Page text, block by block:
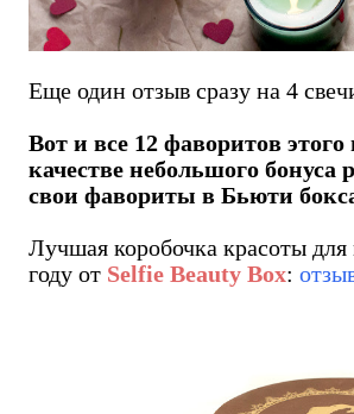
Еще один отзыв сразу на 4
Вот и все 12 фаворитов этого
качестве небольшого бонуса
свои фавориты в Бьюти
Лучшая коробочка красоты для
году от Selfie Beauty Box: